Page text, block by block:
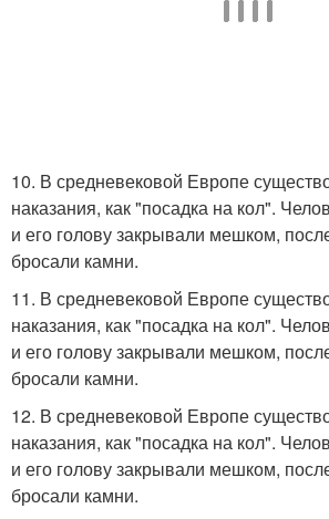
10. В средневековой Европе
наказания, как "посадка на кол".
и его голову закрывали мешком,
бросали камни.
11. В средневековой Европе
наказания, как "посадка на кол".
и его голову закрывали мешком,
бросали камни.
12. В средневековой Европе
наказания, как "посадка на кол".
и его голову закрывали мешком,
бросали камни.